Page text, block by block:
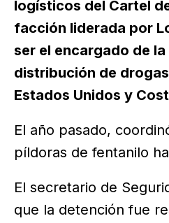
logísticos del Cartel
facción liderada por
ser el encargado de
distribución de
Estados Unidos y
El año pasado,
píldoras de fentanilo
El secretario de
que la detención fue